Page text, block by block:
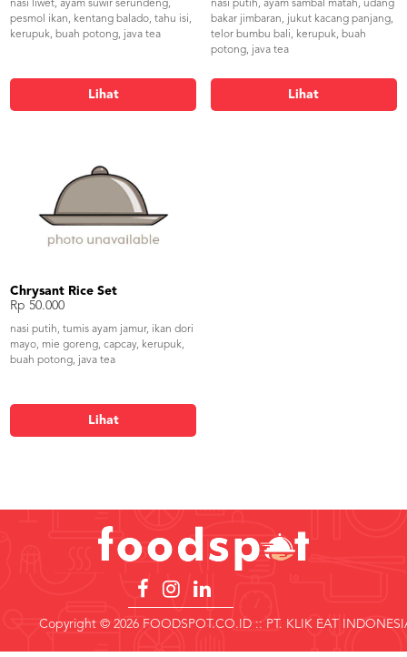
nasi liwet, ayam suwir serundeng,
pesmol ikan, kentang balado, tahu isi,
kerupuk, buah potong, java tea
Lihat
nasi putih, ayam sambal matah, udang
bakar jimbaran, jukut kacang panjang,
telor bumbu bali, kerupuk, buah
potong, java tea
Lihat
Chrysant Rice Set
Rp 50.000
nasi putih, tumis ayam jamur, ikan dori
mayo, mie goreng, capcay, kerupuk,
buah potong, java tea
Lihat
Copyright © 2026 FOODSPOT.CO.ID :: PT. KLIK EAT